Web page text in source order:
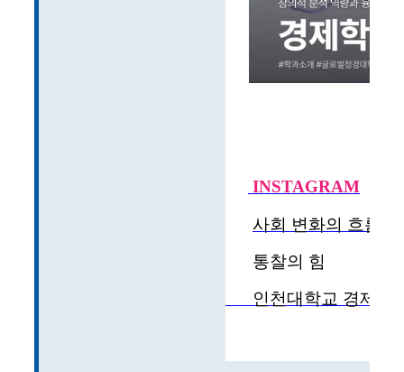
INSTAGRAM
사회 변화의 흐름을
통찰의 힘
인천대학교 경제학